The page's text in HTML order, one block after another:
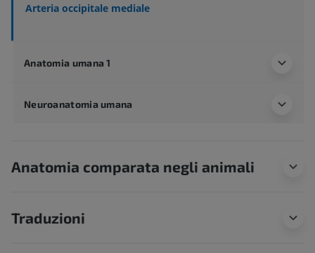
Arteria occipitale mediale
Anatomia umana 1
Neuroanatomia umana
Anatomia comparata negli animali
Traduzioni